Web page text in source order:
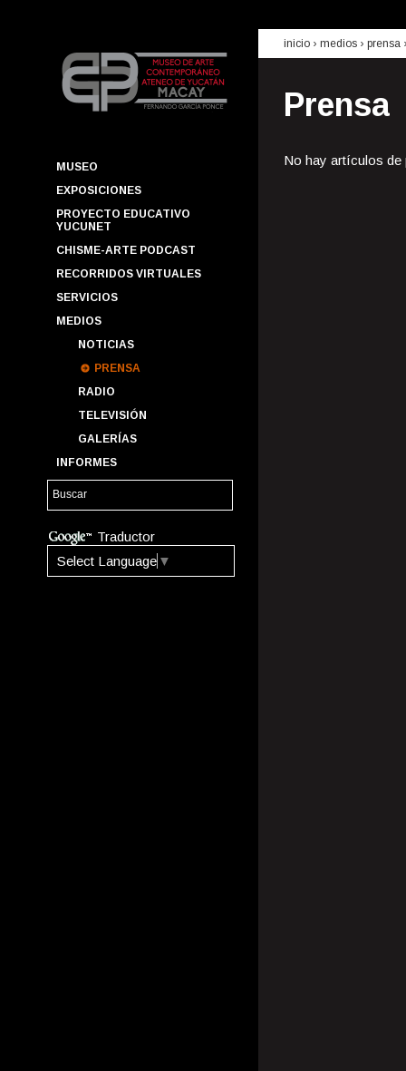
MUSEO
EXPOSICIONES
PROYECTO EDUCATIVO
YUCUNET
CHISME-ARTE PODCAST
RECORRIDOS VIRTUALES
SERVICIOS
MEDIOS
NOTICIAS
PRENSA
RADIO
TELEVISIÓN
GALERÍAS
INFORMES
Traductor
Select Language ▼
inicio › medios › prensa
Prensa
No hay artículos de